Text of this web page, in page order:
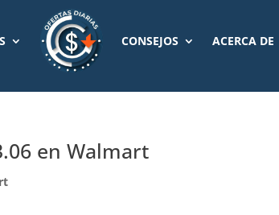
CONSEJOS ACERCA DE
en Walmart